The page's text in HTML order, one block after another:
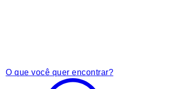
O que você quer encontrar?